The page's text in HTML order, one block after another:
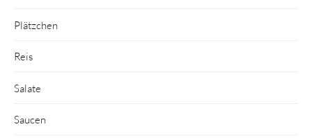
Plätzchen
Reis
Salate
Saucen